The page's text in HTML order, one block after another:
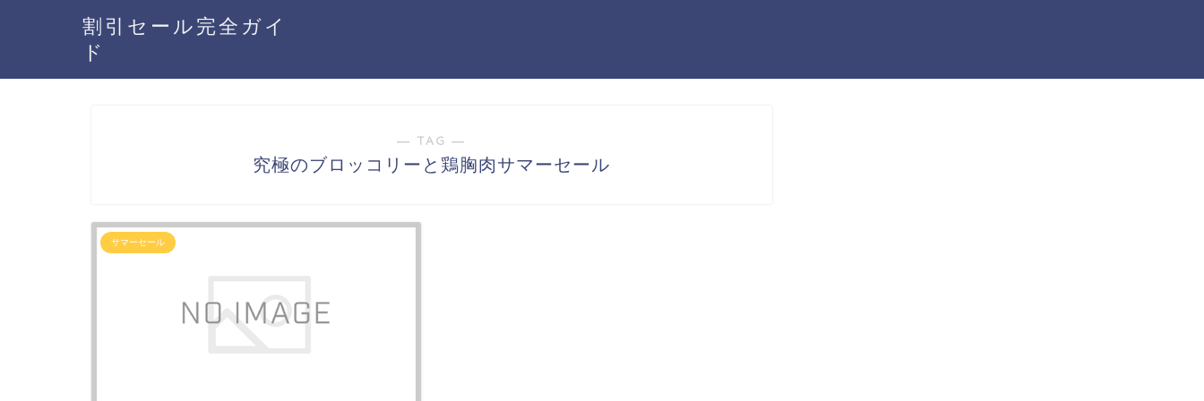
割引セール完全ガイ
ド
― TAG ―
究極のブロッコリーと鶏胸肉サマーセール
サマーセール